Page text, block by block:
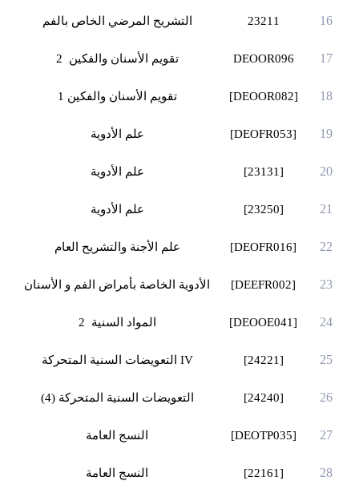
16
23211 التشريح المرضي الخاص بالفم
17
DEOOR096 تقويم الأسنان والفكين 2
18
[DEOOR082] تقويم الأسنان والفكين 1
19
[DEOFR053] علم الأدوية
20
[23131] علم الأدوية
21
[23250] علم الأدوية
22
[DEOFR016] علم الأجنة والتشريح العام
23
[DEEFR002] الأدوية الخاصة بأمراض الفم و الأسنان
24
[DEOOE041] المواد السنية 2
25
[24221]
IV التعويضات السنية المتحركة
26
[24240] التعويضات السنية المتحركة (4)
27
[DEOTP035] النسج العامة
28
[22161] النسج العامة